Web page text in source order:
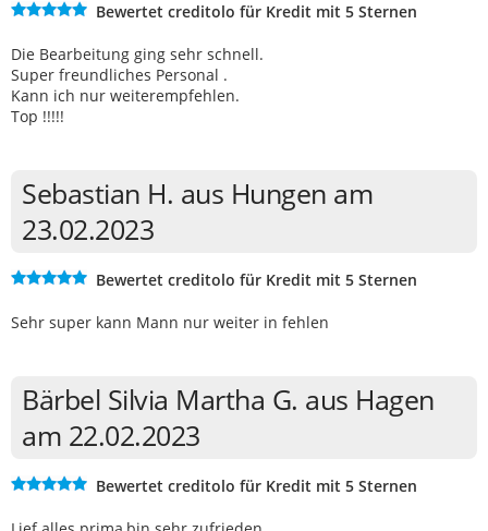
Bewertet creditolo für Kredit mit 5 Sternen
Die Bearbeitung ging sehr schnell.
Super freundliches Personal .
Kann ich nur weiterempfehlen.
Top !!!!!
Sebastian H. aus Hungen am
23.02.2023
Bewertet creditolo für Kredit mit 5 Sternen
Sehr super kann Mann nur weiter in fehlen
Bärbel Silvia Martha G. aus Hagen
am 22.02.2023
Bewertet creditolo für Kredit mit 5 Sternen